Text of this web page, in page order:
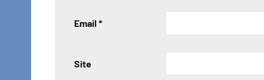
Email *
Site